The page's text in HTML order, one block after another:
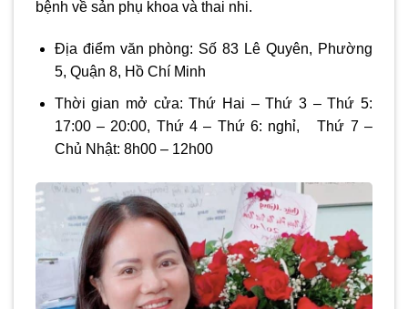
bệnh về sản phụ khoa và thai nhi.
Địa điểm văn phòng: Số 83 Lê Quyên, Phường
5, Quận 8, Hồ Chí Minh
Thời gian mở cửa: Thứ Hai – Thứ 3 – Thứ 5:
17:00 – 20:00, Thứ 4 – Thứ 6: nghỉ, Thứ 7 –
Chủ Nhật: 8h00 – 12h00